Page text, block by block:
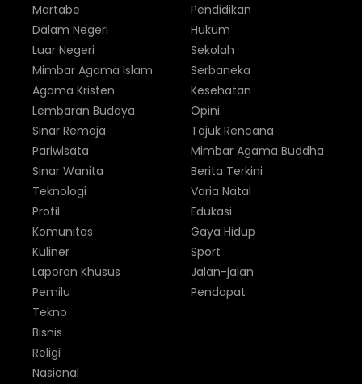
Martabe
Dalam Negeri
Luar Negeri
Pendidikan
Hukum
Sekolah
Mimbar Agama Islam
Agama Kristen
Lembaran Budaya
Sinar Remaja
Pariwisata
Sinar Wanita
Serbaneka
Kesehatan
Opini
Tajuk Rencana
Mimbar Agama Buddha
Berita Terkini
Teknologi
Profil
Komunitas
Kuliner
Laporan Khusus
Pemilu
Varia Natal
Edukasi
Gaya Hidup
Sport
Jalan-jalan
Pendapat
Tekno
Bisnis
Religi
Nasional